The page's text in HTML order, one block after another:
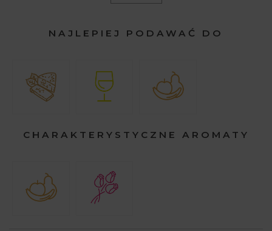
NAJLEPIEJ PODAWAĆ DO
CHARAKTERYSTYCZNE AROMATY